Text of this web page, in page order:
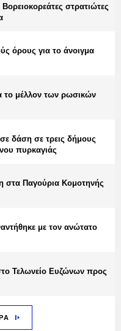
στρατιώτες
όρους για το άνοιγμα
το μέλλον των ρωσικών
δάση σε τρεις δήμους
πυρκαγιάς
στα Παγούρια Κομοτηνής
με τον ανώτατο
Τελωνείο Ευζώνων προς